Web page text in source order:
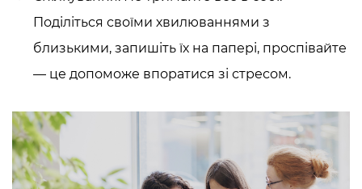
Поділіться своїми хвилюваннями з
близькими, запишіть їх на папері, проспівайте
— це допоможе впоратися зі стресом.